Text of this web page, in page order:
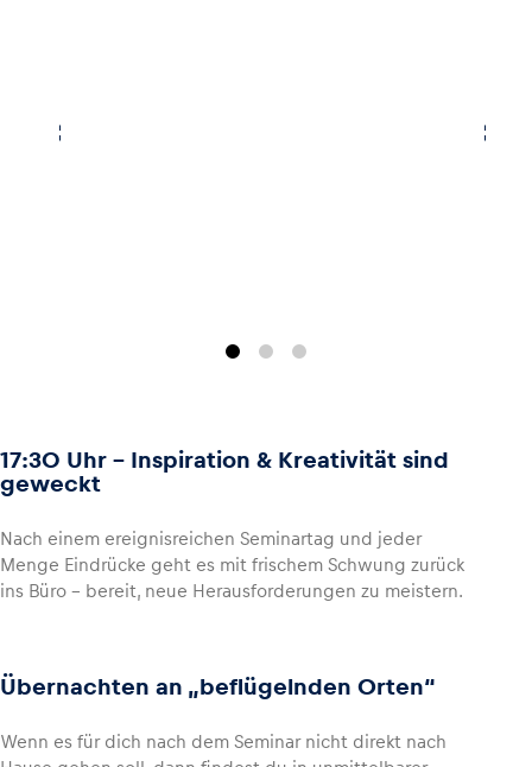
17:30 Uhr - Inspiration & Kreativität sind
geweckt
Nach einem ereignisreichen Seminartag und jeder
Menge Eindrücke geht es mit frischem Schwung zurück
ins Büro – bereit, neue Herausforderungen zu meistern.
Übernachten an „beflügelnden Orten“
Wenn es für dich nach dem Seminar nicht direkt nach